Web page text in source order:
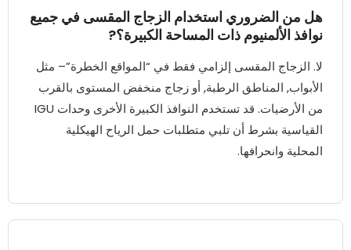
هل من الضروري استخدام الزجاج المقسى في جميع
نوافذ الألمنيوم ذات المساحة الكبيرة؟?
لا. الزجاج المقسى إلزامي فقط في “المواقع الخطرة”– مثل
الأبواب, المناطق الرطبة, أو زجاج منخفض المستوى بالقرب
من الأرضيات. قد تستخدم النوافذ الكبيرة الأخرى وحدات IGU
القياسية بشرط أن تلبي متطلبات حمل الرياح الهيكلية
المحلية وانحرافها.